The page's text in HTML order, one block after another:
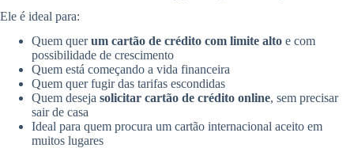
Ele é ideal para:
Quem querum cartão de crédito com limite alto e com
possibilidade de crescimento
Quem está começando a vida financeira
Quem quer fugir das tarifas escondidas
Quem deseja solicitar cartão de crédito online, sem precisar
sair de casa
Ideal para quem procura um cartão internacional aceito em
muitos lugares